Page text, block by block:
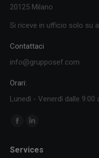
20125 Milano
Si riceve in ufficio solo su
Contattaci
info@grupposef.com
Orari:
Lunedì - Venerdì dalle 9:00
Ci puoi trovare su:
Facebook
opensopens
Services